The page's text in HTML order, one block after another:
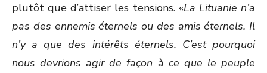
plutôt que d’attiser les tensions. «La Lituanie n’a
pas des ennemis éternels ou des amis éternels. Il
n’y a que des intérêts éternels. C’est pourquoi
nous devrions agir de façon à ce que le peuple